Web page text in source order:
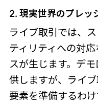
2. 現実世界のプレッ
ライブ取引では、
ティリティへの対
スが生じます。デ
供しますが、ライ
要素を準備するわけ